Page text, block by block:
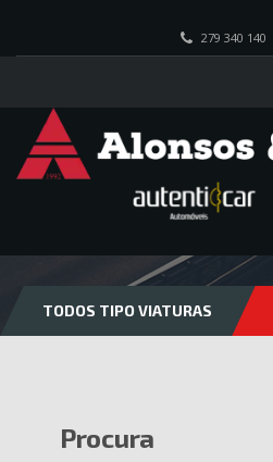
279 340 140
VIATURAS
TODOS TIPO VIATURAS
Procura